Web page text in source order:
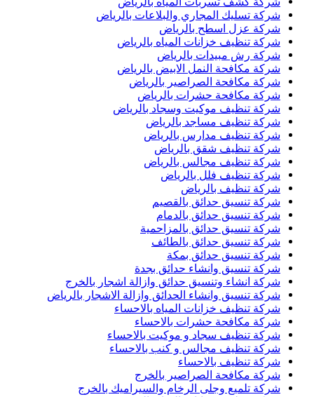
شركة تسليك المجاري والبلاعات بالرياض
شركة عزل اسطح بالرياض
شركة تنظيف خزانات المياه بالرياض
شركة رش مبيدات بالرياض
شركة مكافحة النمل الابيض بالرياض
شركة مكافحة الصراصير بالرياض
شركة مكافحة حشرات بالرياض
شركة تنظيف موكيت وسجاد بالرياض
شركة تنظيف مساجد بالرياض
شركة تنظيف مدارس بالرياض
شركة تنظيف شقق بالرياض
شركة تنظيف مجالس بالرياض
شركة تنظيف فلل بالرياض
شركة تنظيف بالرياض
شركة تنسيق حدائق بالقصيم
شركة تنسيق حدائق بالدمام
شركة تنسيق حدائق بالمزاحمية
شركة تنسيق حدائق بالطائف
شركة تنسيق حدائق بمكة
شركة تنسيق وانشاء حدائق بجدة
شركة انشاء وتنسيق حدائق وازالة اشجار بالخرج
شركة تنسيق وانشاء الحدائق وازالة الاشجار بالرياض
شركة تنظيف خزانات المياه بالاحساء
شركة مكافحة حشرات بالاحساء
شركة تنظيف سجاد و موكيت بالاحساء
شركة تنظيف مجالس و كنب بالاحساء
شركة تنظيف بالاحساء
شركة مكافحة الصراصير بالخرج
شركة تلميع وجلى الرخام والسيراميك بالخرج